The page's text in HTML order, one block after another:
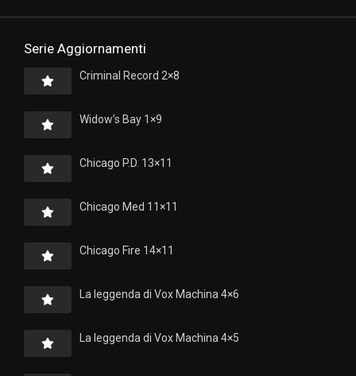
Serie Aggiornamenti
Criminal Record 2×8
Widow’s Bay 1×9
Chicago P.D. 13×11
Chicago Med 11×11
Chicago Fire 14×11
La leggenda di Vox Machina 4×6
La leggenda di Vox Machina 4×5